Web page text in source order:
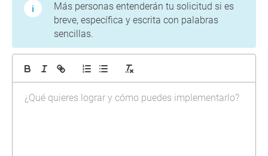
Más personas entenderán tu solicitud si es
breve, específica y escrita con palabras
sencillas.